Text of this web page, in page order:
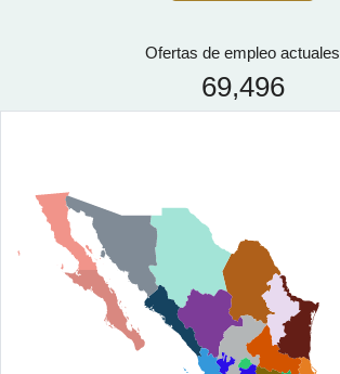
Ofertas de empleo actuales
69,496